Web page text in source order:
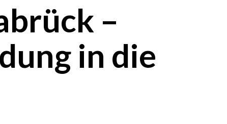
–
in die